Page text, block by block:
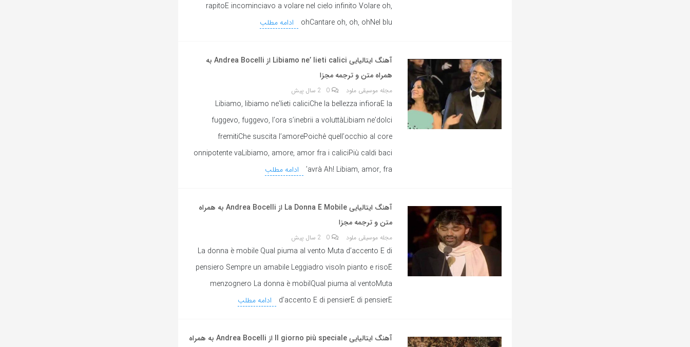
rapitoE incominciavo a volare nel cielo infinito Volare oh,
ohCantare oh, oh, ohNel blu
ادامه مطلب
آهنگ ایتالیایی Libiamo ne’ lieti calici از Andrea Bocelli به
همراه متن و ترجمه مجزا
مجله موسیقی ملود 0 2 سال پیش
Libiamo, libiamo ne’lieti caliciChe la bellezza infioraE la
fuggevo, fuggevo, l’ora s’inebrii a voluttàLibiam ne’dolci
fremitiChe suscita l’amorePoiché quell’occhio al core
onnipotente vaLibiamo, amore, amor fra i caliciPiù caldi baci
avrà Ah! Libiam, amor, fra’
ادامه مطلب
آهنگ ایتالیایی La Donna È Mobile از Andrea Bocelli به همراه
متن و ترجمه مجزا
مجله موسیقی ملود 0 2 سال پیش
La donna è mobile Qual piuma al vento Muta d’accento E di
pensiero Sempre un amabile Leggiadro visoIn pianto e risoÈ
menzognero La donna è mobilQual piuma al ventoMuta
d’accento E di pensierE di pensierE
ادامه مطلب
آهنگ ایتالیایی Il giorno più speciale از Andrea Bocelli به همراه